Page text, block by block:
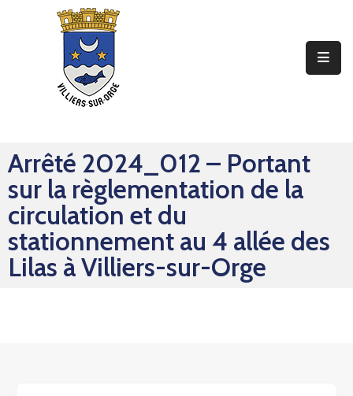
Sorties
Mes
Démarches
Arrêté 2024_012 – Portant
sur la règlementation de la
circulation et du
stationnement au 4 allée des
Lilas à Villiers-sur-Orge